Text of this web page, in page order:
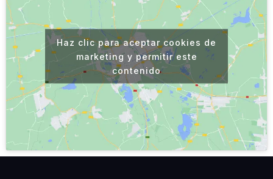
Haz clic para aceptar cookies de
marketing y permitir este
contenido